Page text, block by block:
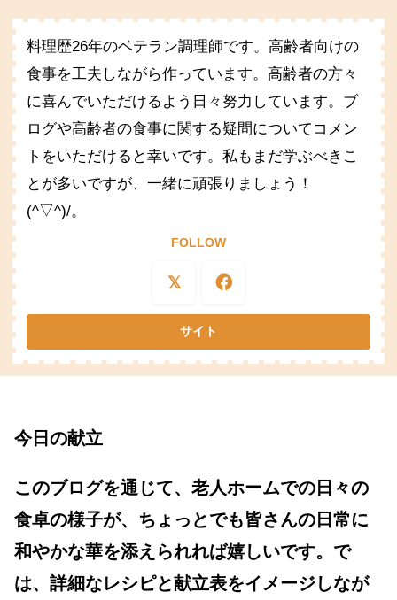
料理歴26年のベテラン調理師です。高齢者向けの
食事を工夫しながら作っています。高齢者の方々
に喜んでいただけるよう日々努力しています。ブ
ログや高齢者の食事に関する疑問についてコメン
トをいただけると幸いです。私もまだ学ぶべきこ
とが多いですが、一緒に頑張りましょう！
(^▽^)/。
FOLLOW
今日の献立
このブログを通じて、老人ホームでの日々の
食卓の様子が、ちょっとでも皆さんの日常に
和やかな華を添えられれば嬉しいです。で
は、詳細なレシピと献立表をイメージしなが